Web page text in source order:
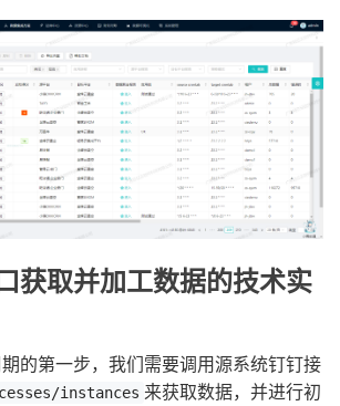
获取并加工数据的技术实
的第一步，我们需要调用源系统钉钉接
instances 来获取数据，并进行初